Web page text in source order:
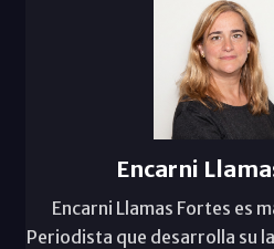
Encarni
Encarni Llamas Fortes es
Periodista que desarrolla su